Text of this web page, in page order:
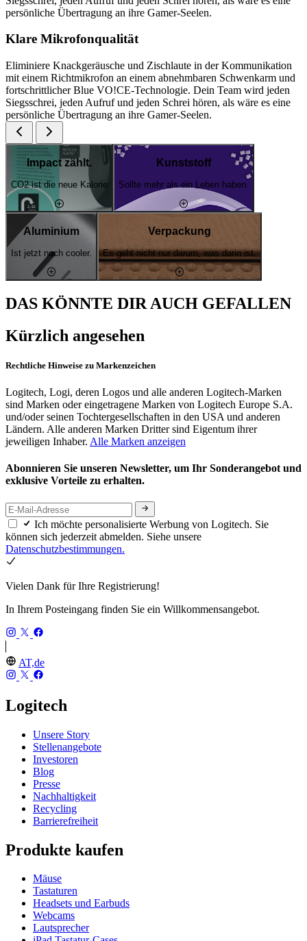
persönliche Übertragung an ihre Gamer-Seelen.
Klare Mikrofonqualität
Eliminiere Knackgeräusche und Zischlaute in der Kommunikation
mit einem Richtmikrofon an einem abnehmbaren Schwenkarm und
fortschrittlicher Blue VO!CE-Technologie. Dein Team wird jeden
Siegsschrei, jeden Aufruf und jeden Schrei hören, als wäre es eine
persönliche Übertragung an ihre Gamer-Seelen.
Impact zählt.
CO2 ist die neue Kalorie
Kunststoff
Sollte mehr als ein Leben haben.
Aluminium
Ist jetzt noch cooler.
Verpackung
Es geht nicht nur darum, was darin ist.
DAS KÖNNTE DIR AUCH GEFALLEN
Kürzlich angesehen
Rechtliche Hinweise zu Markenzeichen
Logitech, Logi, deren Logos und alle anderen Logitech-Marken
sind Marken oder eingetragene Marken von Logitech Europe S.A.
und/oder seinen Tochtergesellschaften in den USA und anderen
Ländern. Alle anderen Marken Dritter sind Eigentum ihrer
jeweiligen Inhaber. Alle Marken anzeigen
Abonnieren Sie unseren Newsletter, um Ihr Sonderangebot und
exklusive Vorteile zu erhalten.
Ich möchte personalisierte Werbung von Logitech. Sie
können sich jederzeit abmelden. Siehe unsere
Datenschutzbestimmungen.
Vielen Dank für Ihre Registrierung!
In Ihrem Posteingang finden Sie ein Willkommensangebot.
AT,de
Logitech
Unsere Story
Stellenangebote
Investoren
Blog
Presse
Nachhaltigkeit
Recycling
Barrierefreiheit
Produkte kaufen
Mäuse
Tastaturen
Headsets und Earbuds
Webcams
Lautsprecher